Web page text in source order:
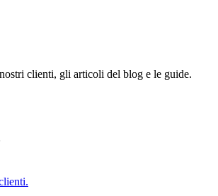
clienti, gli articoli del blog e le guide.